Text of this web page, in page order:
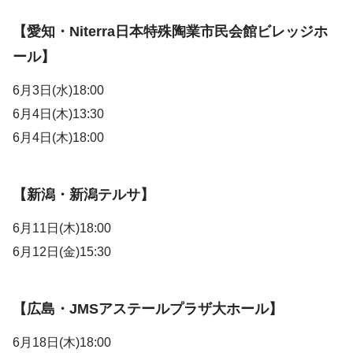
【愛知・Niterra日本特殊陶業市民会館ビレッジホ
ール】
6月3日(水)18:00
6月4日(木)13:30
6月4日(木)18:00
【新潟・新潟テルサ】
6月11日(木)18:00
6月12日(金)15:30
【広島・JMSアステールプラザ大ホール】
6月18日(木)18:00